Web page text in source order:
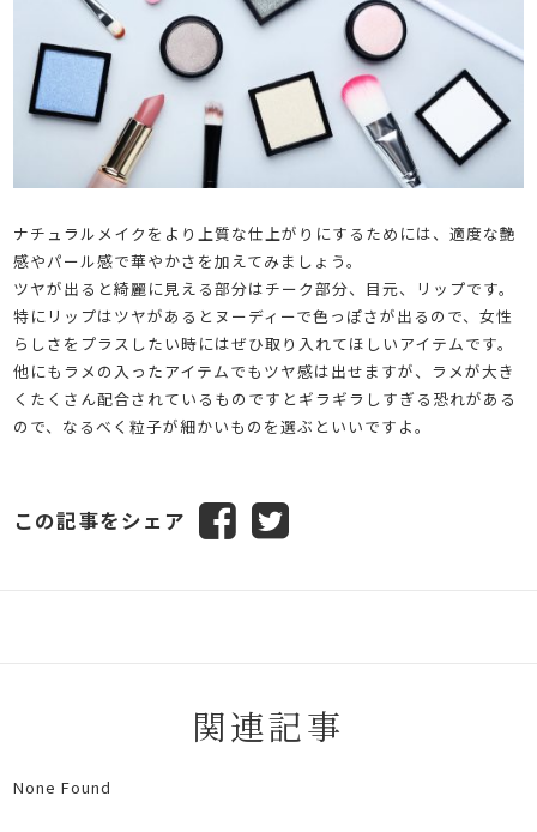
ナチュラルメイクをより上質な仕上がりにするためには、適度な艶
感やパール感で華やかさを加えてみましょう。
ツヤが出ると綺麗に見える部分はチーク部分、目元、リップです。
特にリップはツヤがあるとヌーディーで色っぽさが出るので、女性
らしさをプラスしたい時にはぜひ取り入れてほしいアイテムです。
他にもラメの入ったアイテムでもツヤ感は出せますが、ラメが大き
くたくさん配合されているものですとギラギラしすぎる恐れがある
ので、なるべく粒子が細かいものを選ぶといいですよ。
この記事をシェア
関連記事
None Found